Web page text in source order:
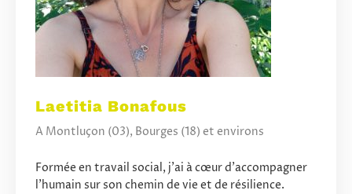
Laetitia Bonafous
A Montluçon (03), Bourges (18) et environs
Formée en travail social, j’ai à cœur d’accompagner
l’humain sur son chemin de vie et de résilience.